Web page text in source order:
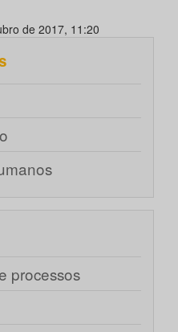
de 2017, 11:20
processos